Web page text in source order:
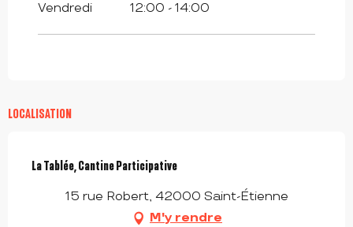
Vendredi 12:00 - 14:00
LOCALISATION
La Tablée, Cantine Participative
15 rue Robert, 42000 Saint-Étienne
M'y rendre